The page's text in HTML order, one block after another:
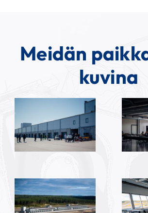
Meidän
kuvina